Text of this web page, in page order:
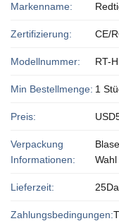
Markenname:
Zertifizierung: CE/
Modellnummer: RT-
Min Bestellmenge: 1
Preis:
Verpackung
Informationen:
Lieferzeit:
Zahlungsbedingungen: